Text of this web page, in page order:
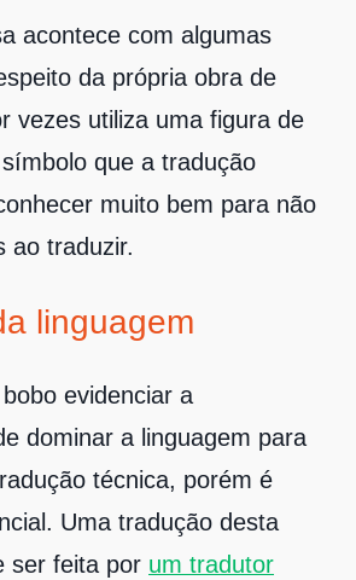
acontece com algumas
da própria obra de
vezes utiliza uma figura de
que a tradução
muito bem para não
ao traduzir.
linguagem
evidenciar a
dominar a linguagem para
técnica, porém é
Uma tradução desta
ser feita por um tradutor